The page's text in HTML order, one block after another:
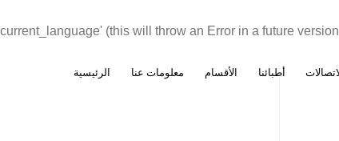
(this will throw an Error in a future
الرئيسية معلومات عنا الأقسام أطبائنا